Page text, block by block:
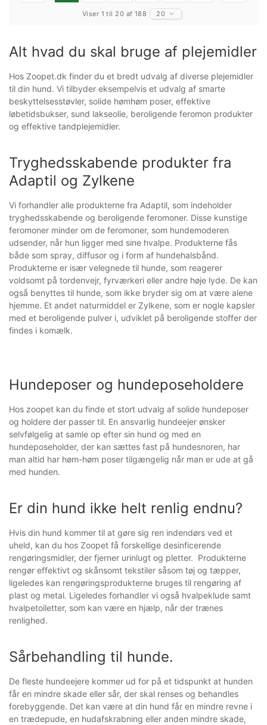
Viser 1 til 20 af 188 20
Alt hvad du skal bruge af plejemidler
Hos Zoopet.dk finder du et bredt udvalg af diverse plejemidler
til din hund. Vi tilbyder eksempelvis et udvalg af smarte
beskyttelsesstøvler, solide hømhøm poser, effektive
løbetidsbukser, sund lakseolie, beroligende feromon produkter
og effektive tandplejemidler.
Tryghedsskabende produkter fra
Adaptil og Zylkene
Vi forhandler alle produkterne fra Adaptil, som indeholder
tryghedsskabende og beroligende feromoner. Disse kunstige
feromoner minder om de feromoner, som hundemoderen
udsender, når hun ligger med sine hvalpe. Produkterne fås
både som spray, diffusor og i form af hundehalsbånd.
Produkterne er især velegnede til hunde, som reagerer
voldsomt på tordenvejr, fyrværkeri eller andre høje lyde. De kan
også benyttes til hunde, som ikke bryder sig om at være alene
hjemme. Et andet naturmiddel er Zylkene, som er nogle kapsler
med et beroligende pulver i, udviklet på beroligende stoffer der
findes i komælk.
Hundeposer og hundeposeholdere
Hos zoopet kan du finde et stort udvalg af solide hundeposer
og holdere der passer til. En ansvarlig hundeejer ønsker
selvfølgelig at samle op efter sin hund og med en
hundeposeholder, der kan sættes fast på hundesnoren, har
man altid har høm-høm poser tilgængelig når man er ude at gå
med hunden.
Er din hund ikke helt renlig endnu?
Hvis din hund kommer til at gøre sig ren indendørs ved et
uheld, kan du hos Zoopet få forskellige desinficerende
rengøringsmidler, der fjerner urinlugt og pletter. Produkterne
rengør effektivt og skånsomt tekstiler såsom tøj og tæpper,
ligeledes kan rengøringsprodukterne bruges til rengøring af
plast og metal. Ligeledes forhandler vi også hvalpeklude samt
hvalpetoiletter, som kan være en hjælp, når der trænes
renlighed.
Sårbehandling til hunde.
De fleste hundeejere kommer ud for på et tidspunkt at hunden
får en mindre skade eller sår, der skal renses og behandles
forebyggende. Det kan være at din hund får en mindre revne i
en trædepude, en hudafskrabning eller anden mindre skade,